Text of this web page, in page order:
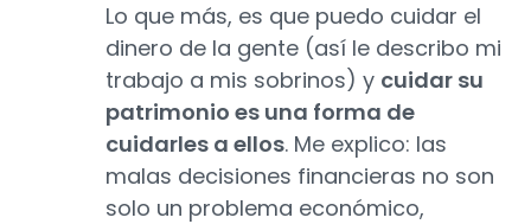
Lo que más, es que puedo cuidar el
dinero de la gente (así le describo mi
trabajo a mis sobrinos) y cuidar su
patrimonio es una forma de
cuidarles a ellos. Me explico: las
malas decisiones financieras no son
solo un problema económico,